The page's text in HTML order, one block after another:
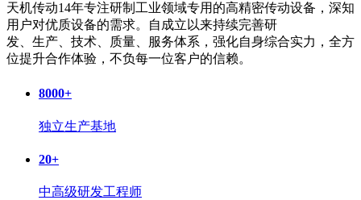
天机传动14年专注研制工业领域专用的高精密传动设备，深知
用户对优质设备的需求。自成立以来持续完善研
发、生产、技术、质量、服务体系，强化自身综合实力，全方
位提升合作体验，不负每一位客户的信赖。
8000+
独立生产基地
20+
中高级研发工程师